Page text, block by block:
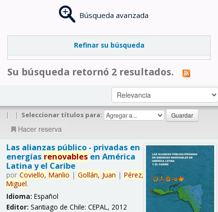
Búsqueda avanzada
Refinar su búsqueda
Su búsqueda retornó 2 resultados.
| | Seleccionar títulos para:
Hacer reserva
Las alianzas público - privadas en
energías renovables en América
Latina y el Caribe
por Coviello, Manlio | Gollán, Juan | Pérez,
Miguel.
Idioma: Español
Editor: Santiago de Chile: CEPAL, 2012